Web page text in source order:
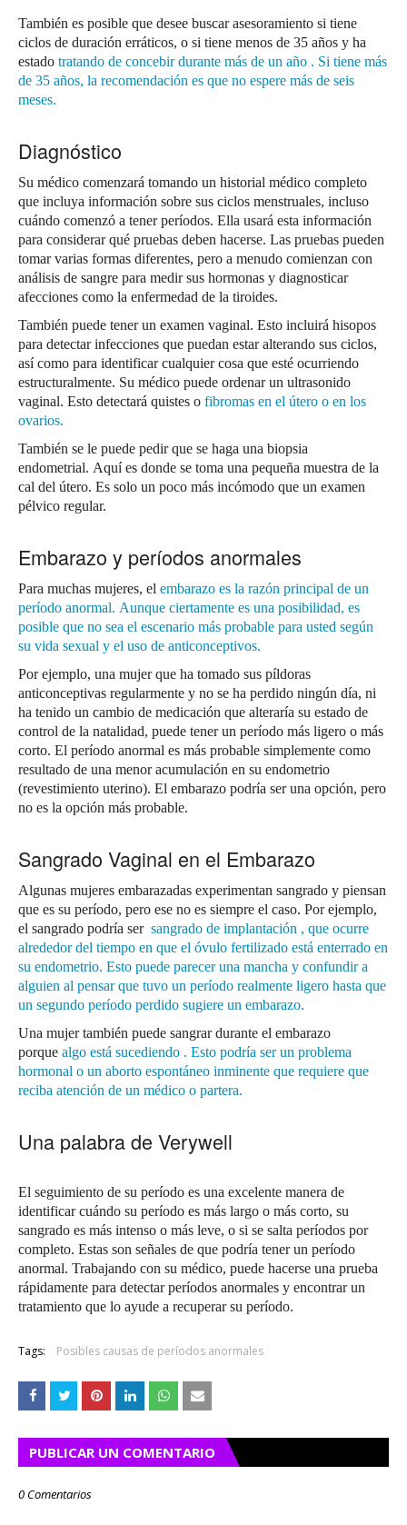
También es posible que desee buscar asesoramiento si tiene
ciclos de duración erráticos, o si tiene menos de 35 años y ha
estado tratando de concebir durante más de un año . Si tiene más
de 35 años, la recomendación es que no espere más de seis
meses.
Diagnóstico
Su médico comenzará tomando un historial médico completo
que incluya información sobre sus ciclos menstruales, incluso
cuándo comenzó a tener períodos. Ella usará esta información
para considerar qué pruebas deben hacerse. Las pruebas pueden
tomar varias formas diferentes, pero a menudo comienzan con
análisis de sangre para medir sus hormonas y diagnosticar
afecciones como la enfermedad de la tiroides.
También puede tener un examen vaginal. Esto incluirá hisopos
para detectar infecciones que puedan estar alterando sus ciclos,
así como para identificar cualquier cosa que esté ocurriendo
estructuralmente. Su médico puede ordenar un ultrasonido
vaginal. Esto detectará quistes o fibromas en el útero o en los
ovarios.
También se le puede pedir que se haga una biopsia
endometrial. Aquí es donde se toma una pequeña muestra de la
cal del útero. Es solo un poco más incómodo que un examen
pélvico regular.
Embarazo y períodos anormales
Para muchas mujeres, el embarazo es la razón principal de un
período anormal. Aunque ciertamente es una posibilidad, es
posible que no sea el escenario más probable para usted según
su vida sexual y el uso de anticonceptivos.
Por ejemplo, una mujer que ha tomado sus píldoras
anticonceptivas regularmente y no se ha perdido ningún día, ni
ha tenido un cambio de medicación que alteraría su estado de
control de la natalidad, puede tener un período más ligero o más
corto. El período anormal es más probable simplemente como
resultado de una menor acumulación en su endometrio
(revestimiento uterino). El embarazo podría ser una opción, pero
no es la opción más probable.
Sangrado Vaginal en el Embarazo
Algunas mujeres embarazadas experimentan sangrado y piensan
que es su período, pero ese no es siempre el caso. Por ejemplo,
el sangrado podría ser sangrado de implantación , que ocurre
alrededor del tiempo en que el óvulo fertilizado está enterrado en
su endometrio. Esto puede parecer una mancha y confundir a
alguien al pensar que tuvo un período realmente ligero hasta que
un segundo período perdido sugiere un embarazo.
Una mujer también puede sangrar durante el embarazo
porque algo está sucediendo . Esto podría ser un problema
hormonal o un aborto espontáneo inminente que requiere que
reciba atención de un médico o partera.
Una palabra de Verywell
El seguimiento de su período es una excelente manera de
identificar cuándo su período es más largo o más corto, su
sangrado es más intenso o más leve, o si se salta períodos por
completo. Estas son señales de que podría tener un período
anormal. Trabajando con su médico, puede hacerse una prueba
rápidamente para detectar períodos anormales y encontrar un
tratamiento que lo ayude a recuperar su período.
Tags: Posibles causas de períodos anormales
PUBLICAR UN COMENTARIO
0 Comentarios